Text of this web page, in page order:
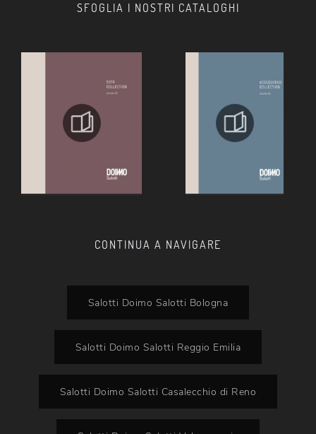
SFOGLIA I NOSTRI CATALOGHI
CONTINUA A NAVIGARE
Salotti Doimo Salotti Bologna
Salotti Doimo Salotti Reggio Emilia
Salotti Doimo Salotti Casalecchio di Reno